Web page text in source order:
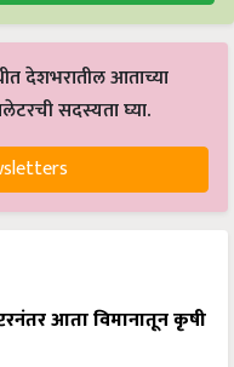
देशभरातील आताच्या
सदस्यता घ्या.
आता विमानातून कृषी